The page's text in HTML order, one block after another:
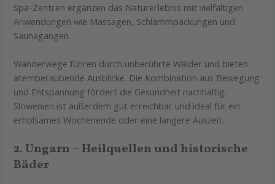
Spa-Zentren ergänzen das Naturerlebnis mit vielfältigen
Anwendungen wie Massagen, Schlammpackungen und
Saunagängen.
Wanderwege führen durch unberührte Wälder und bieten
atemberaubende Ausblicke. Die Kombination aus Bewegung
und Entspannung fördert die Gesundheit nachhaltig.
Slowenien ist außerdem gut erreichbar und ideal für ein
erholsames Wochenende oder eine längere Auszeit.
2. Ungarn – Heilquellen und historische
Bäder